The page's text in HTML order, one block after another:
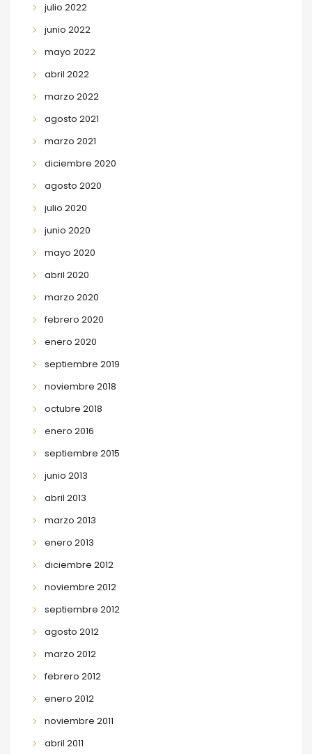
julio 2022
junio 2022
mayo 2022
abril 2022
marzo 2022
agosto 2021
marzo 2021
diciembre 2020
agosto 2020
julio 2020
junio 2020
mayo 2020
abril 2020
marzo 2020
febrero 2020
enero 2020
septiembre 2019
noviembre 2018
octubre 2018
enero 2016
septiembre 2015
junio 2013
abril 2013
marzo 2013
enero 2013
diciembre 2012
noviembre 2012
septiembre 2012
agosto 2012
marzo 2012
febrero 2012
enero 2012
noviembre 2011
abril 2011